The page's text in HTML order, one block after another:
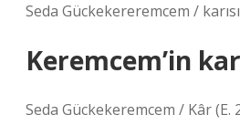
Seda Gückekereremcem /
Keremcem’in
Seda Gückekeremcem / Kâr (E.